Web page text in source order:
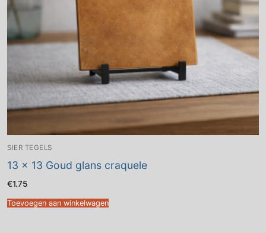
SIER TEGELS
13 x 13 Goud glans craquele
€1.75
Toevoegen aan winkelwagen